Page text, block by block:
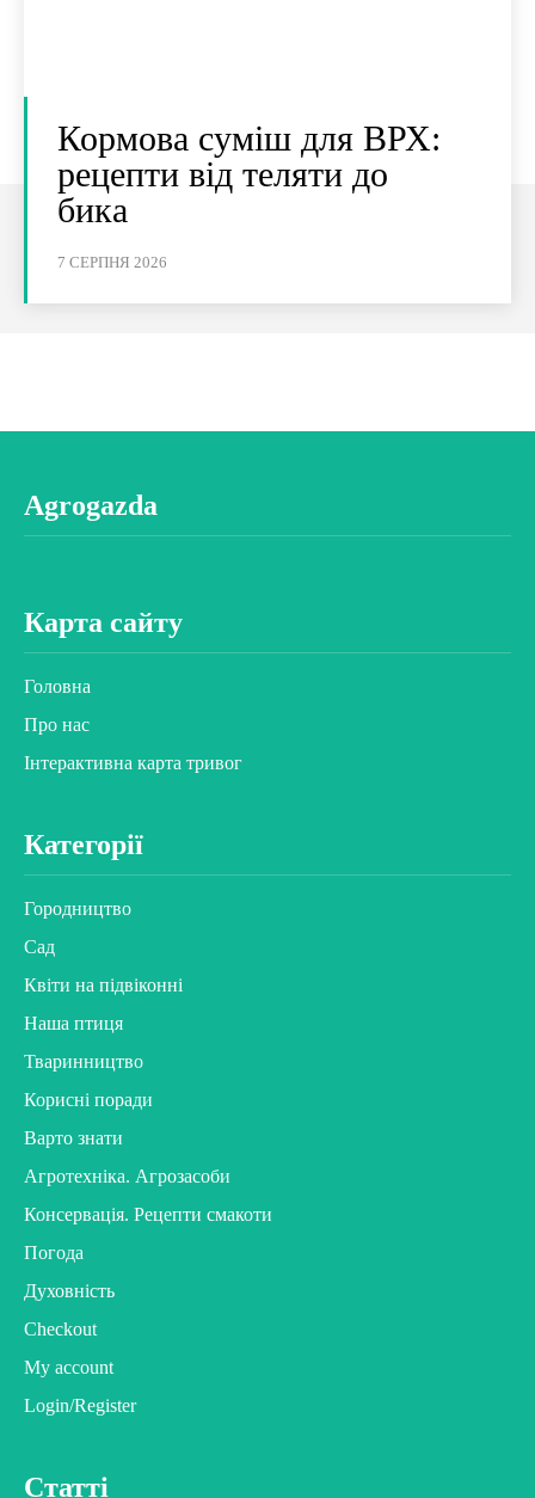
Кормова суміш для ВРХ:
рецепти від теляти до
бика
7 СЕРПНЯ 2026
Agrogazda
Карта сайту
Головна
Про нас
Інтерактивна карта тривог
Категорії
Городництво
Сад
Квіти на підвіконні
Наша птиця
Тваринництво
Корисні поради
Варто знати
Агротехніка. Агрозасоби
Консервація. Рецепти смакоти
Погода
Духовність
Checkout
My account
Login/Register
Статті